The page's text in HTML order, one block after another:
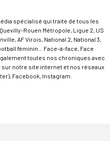
spécialisé qui traite de tous les
Rouen Métropole, Ligue 2, US
AF Virois, National 2, National 3,
féminin... Face-à-face, Face
toutes nos chroniques avec
notre site internet et nos réseaux
Facebook, Instagram.